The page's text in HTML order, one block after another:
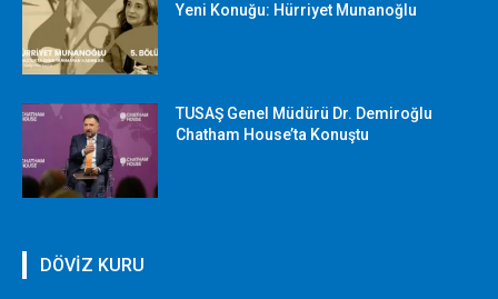
Yeni Konuğu: Hürriyet Munanoğlu
TUSAŞ Genel Müdürü Dr. Demiroğlu
Chatham House’ta Konuştu
DÖVİZ KURU